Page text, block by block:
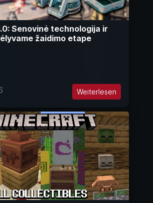
Senovinė technologija ir
žaidimo etape
Weiterlesen